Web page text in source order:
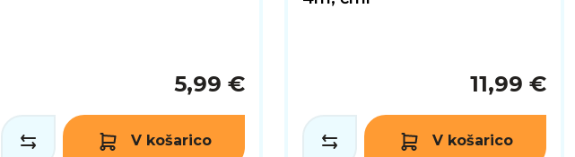
5,99 €
V košarico
11,99 €
V košarico